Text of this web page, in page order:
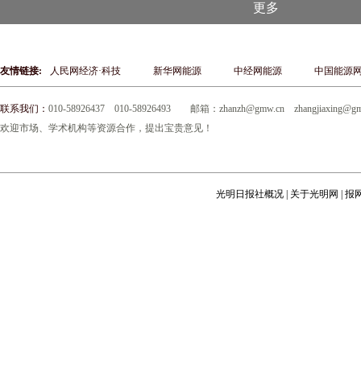
更多
友情链接: 人民网经济·科技 新华网能源 中经网能源 中国能源
联系我们： 010-58926437 010-58926493 邮箱：zhanzh@gmw.cn
欢迎市场、学术机构等资源合作，提出宝贵意见！
光明日报社概况 关于光明网 报